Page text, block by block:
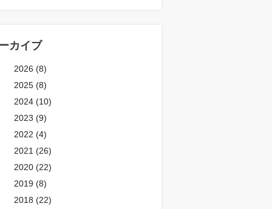
カイブ
2026 (8)
2025 (8)
2024 (10)
2023 (9)
2022 (4)
2021 (26)
2020 (22)
2019 (8)
2018 (22)